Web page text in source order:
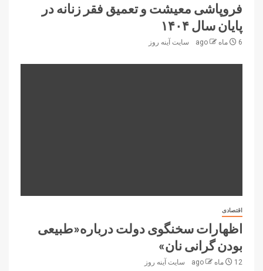
فروپاشی معیشت و تعمیق فقر زنانه در
پایان سال ۱۴۰۴
6 ماه ago سایت آینه‌ روز
اقتصادی
اظهارات سخنگوی دولت درباره«طبیعی
بودن گرانی نان»
12 ماه ago سایت آینه‌ روز